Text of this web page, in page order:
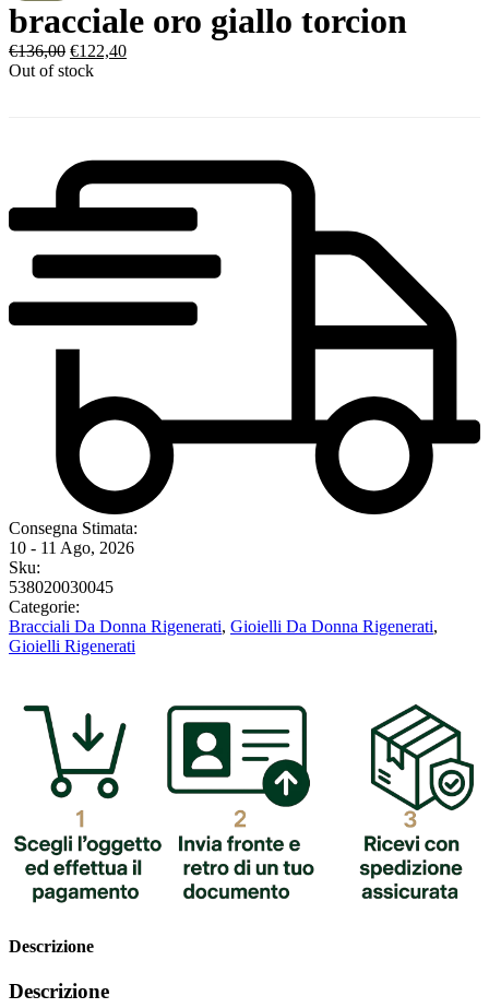
bracciale oro giallo torcion
€136,00 €122,40
Out of stock
Consegna Stimata:
10 - 11 Ago, 2026
Sku:
538020030045
Categorie:
Bracciali Da Donna Rigenerati, Gioielli Da Donna Rigenerati,
Gioielli Rigenerati
Descrizione
Descrizione